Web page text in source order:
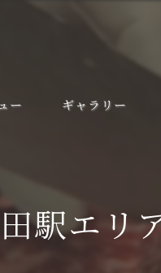
ー ギャラリー
駅エリ